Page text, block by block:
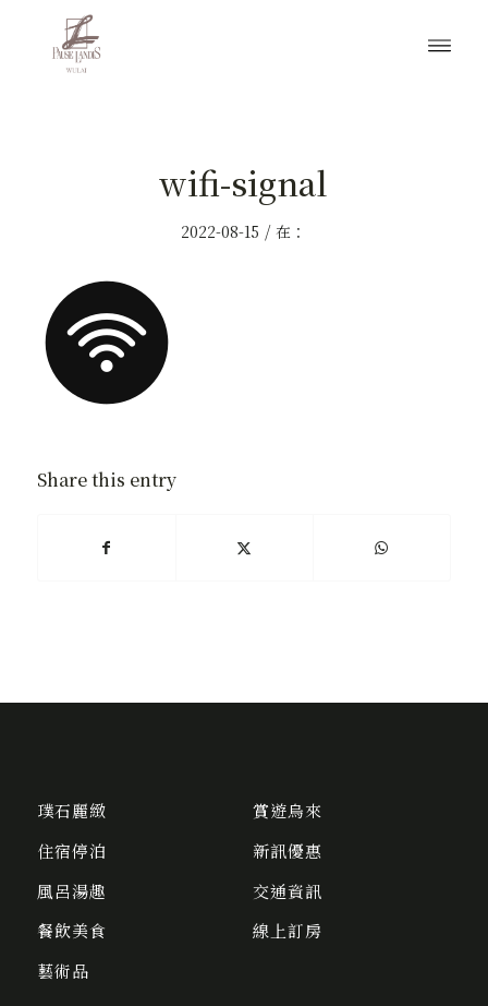
wifi-signal
2022-08-15 / 在：
Share this entry
璞石麗緻
住宿停泊
風呂湯趣
餐飲美食
藝術品
賞遊烏來
新訊優惠
交通資訊
線上訂房